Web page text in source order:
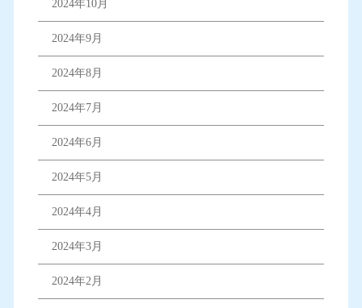
2024年10月
2024年9月
2024年8月
2024年7月
2024年6月
2024年5月
2024年4月
2024年3月
2024年2月